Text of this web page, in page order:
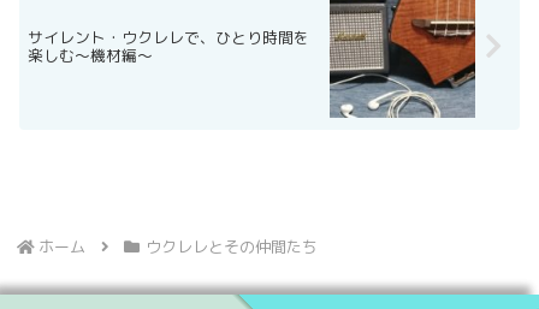
サイレント・ウクレレで、ひとり時間を
楽しむ〜機材編〜
ホーム ウクレレとその仲間たち